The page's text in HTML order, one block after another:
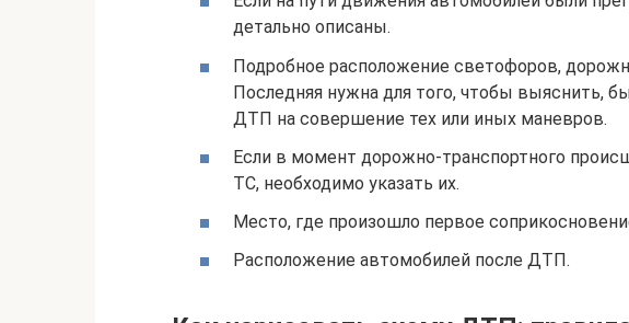
детально описаны.
Подробное расположение светофоров,
Последняя нужна для того, чтобы выяснить,
ДТП на совершение тех или иных маневров.
Если в момент дорожно-транспортного
ТС, необходимо указать их.
Место, где произошло первое
Расположение автомобилей после ДТП.